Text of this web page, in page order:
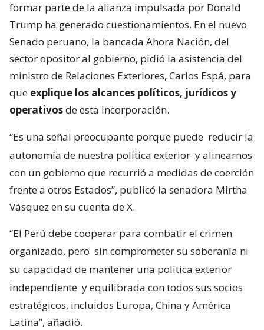
formar parte de la alianza impulsada por Donald
Trump ha generado cuestionamientos. En el nuevo
Senado peruano, la bancada Ahora Nación, del
sector opositor al gobierno, pidió la asistencia del
ministro de Relaciones Exteriores, Carlos Espá, para
que explique los alcances políticos, jurídicos y
operativosde esta incorporación.
“Es una señal preocupante porque puede reducir la
autonomía de nuestra política exterior y alinearnos
con un gobierno que recurrió a medidas de coerción
frente a otros Estados”, publicó la senadora Mirtha
Vásquez en su cuenta de X.
“El Perú debe cooperar para combatir el crimen
organizado, pero sin comprometer su soberanía ni
su capacidad de mantener una política exterior
independiente y equilibrada con todos sus socios
estratégicos, incluidos Europa, China y América
Latina”, añadió.